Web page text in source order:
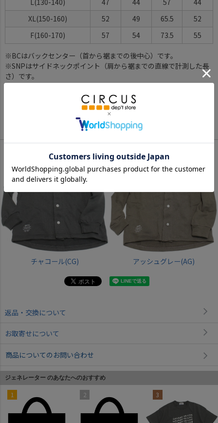
XL(150-160)
52 49 65.5
52
F(160-170)
57 54 73.5 55
※BCはバックセンター（首から裾までの後中心）です。
※SNPはサイドネックポイント（肩から裾までの直線で計測した長
さ）です。
チャコール(CG) アッシュグレー(AG)
返品・交換について
お取寄せについて
商品についてのお問い合わせ
ジェネレーター のあなたへのおすすめ
1 2 3